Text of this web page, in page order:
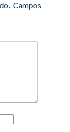
Campos